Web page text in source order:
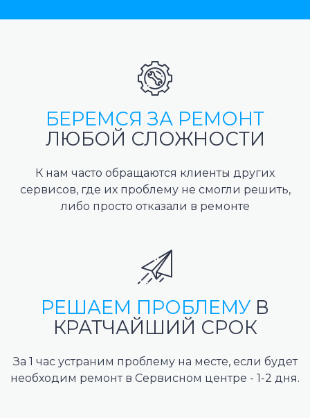
БЕРЕМСЯ ЗА РЕМОНТ
ЛЮБОЙ СЛОЖНОСТИ
К нам часто обращаются клиенты других
сервисов, где их проблему не смогли решить,
либо просто отказали в ремонте
РЕШАЕМ ПРОБЛЕМУ В
КРАТЧАЙШИЙ СРОК
За 1 час устраним проблему на месте, если будет
необходим ремонт в Сервисном центре - 1-2 дня.